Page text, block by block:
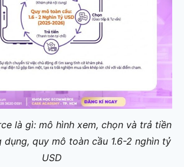
là gì: mô hình xem, chọn và trả tiền
quy mô toàn cầu 1.6-2 nghìn tỷ
USD